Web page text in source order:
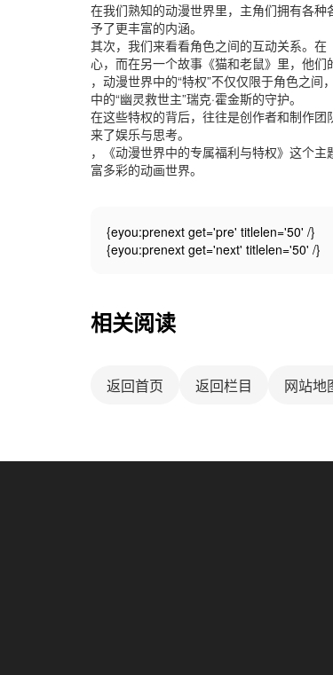
在我们熟知的动漫世界里，主角们拥有各
予了更丰富的内涵。
其次，我们来看看角色之间的互动关系。
心，而在另一个故事《猫和老鼠》里，他们
，动漫世界中的“特权”不仅仅限于角色之
中的“幽灵救世主”瑞克·霍金斯的守护。
在这些特权的背后，往往是创作者和制作
来了娱乐与思考。
，《动漫世界中的专属福利与特权》这个
富多彩的动画世界。
{eyou:prenext get='pre' titlelen='50' /}
{eyou:prenext get='next' titlelen='50' /}
相关阅读
返回首页 返回栏目 网站地